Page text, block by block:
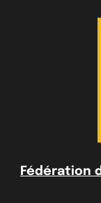
Fédération